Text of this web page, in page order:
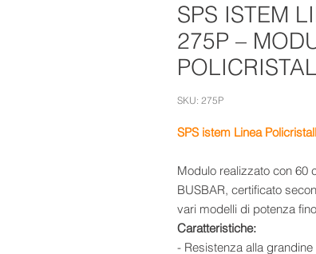
SPS ISTEM
275P –
SKU: 275P
SPS istem Linea
Modulo realizzato con 60
BUSBAR, certificato
vari modelli di potenza
Caratteristiche:
- Resistenza alla grandine